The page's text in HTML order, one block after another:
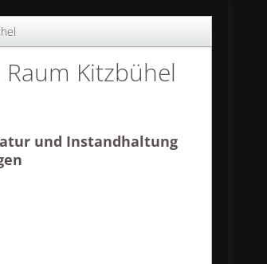
Kitzbühel
und Instandhaltung